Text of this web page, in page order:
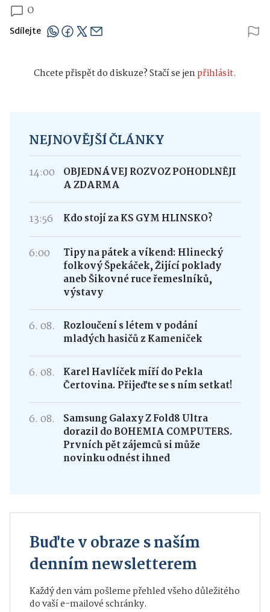
0
Sdílejte
Chcete přispět do diskuze? Stačí se jenpřihlásit.
NEJNOVĚJŠÍ ČLÁNKY
14:00
OBJEDNÁVEJ ROZVOZ POHODLNĚJI
A ZDARMA
13:56 Kdo stojí za KS GYM HLINSKO?
6:00
Tipy na pátek a víkend: Hlinecký
folkový Špekáček, Žijící poklady
aneb Šikovné ruce řemeslníků,
výstavy
6. 08.
Rozloučení s létem v podání
mladých hasičů z Kameniček
6. 08.
Karel Havlíček míří do Pekla
Čertovina. Přijeďte se s ním setkat!
6. 08.
Samsung Galaxy Z Fold8 Ultra
dorazil do BOHEMIA COMPUTERS.
Prvních pět zájemců si může
novinku odnést ihned
Buďte v obraze s naším
denním newsletterem
Každý den vám pošleme přehled všeho důležitého
do vaší e-mailové schránky.